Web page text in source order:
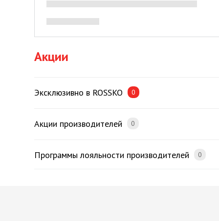
Акции
Эксклюзивно в ROSSKO 0
Акции производителей 0
Программы лояльности производителей 0